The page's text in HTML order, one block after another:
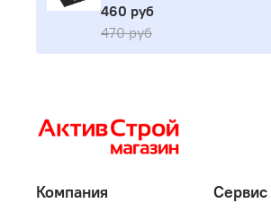
460 руб
470 руб
Компания Сервис